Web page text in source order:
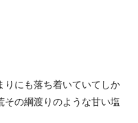
りにも落ち着いていてしか
その綱渡りのような甘い塩